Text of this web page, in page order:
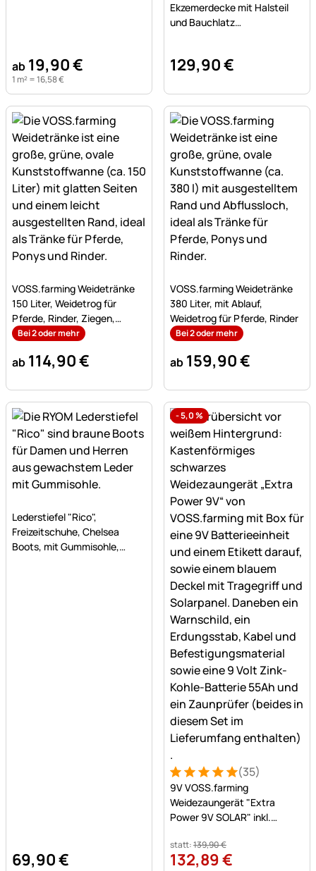
ab 19,90€
1 m² =16,58€
Ekzemerdecke mit Halsteil
und Bauchlatz
129,90€
VOSS.farming Weidetränke
150 Liter, Weidetrog für
Pferde, Rinder, Ziegen,
Schafe
Bei 2 oder mehr
ab 114,90€
VOSS.farming Weidetränke
380 Liter, mit Ablauf,
Weidetrog für Pferde, Rinder
Bei 2 oder mehr
ab 159,90€
Noch keine Bewertungen abgegeben
Lederstiefel "Rico",
Freizeitschuhe, Chelsea
Boots, mit Gummisohle,
69,90€
-5,0%
Bewertung: 5 von 5 (35
35 Bewertungen
(35)
9V VOSS.farming
Weidezaungerät "Extra
Power 9V SOLAR" inkl.
statt:139,90€
132,89€